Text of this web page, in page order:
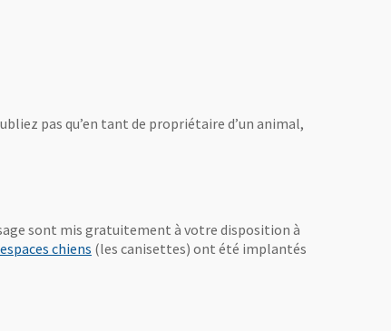
pas qu’en tant de propriétaire d’un animal,
sont mis gratuitement à votre disposition à
espaces chiens (les canisettes) ont été implantés